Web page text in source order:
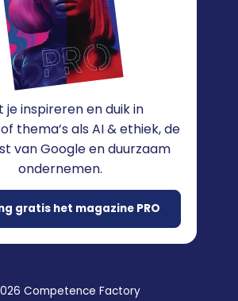
je inspireren en duik in
thema’s als AI & ethiek, de
van Google en duurzaam
ondernemen.
gratis het magazine PRO
Competence Factory